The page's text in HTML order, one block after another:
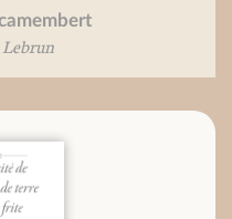
Lebrun